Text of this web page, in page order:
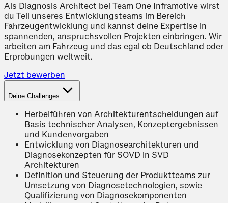
Als Diagnosis Architect bei Team One Inframotive wirst
du Teil unseres Entwicklungsteams im Bereich
Fahrzeugentwicklung und kannst deine Expertise in
spannenden, anspruchsvollen Projekten einbringen. Wir
arbeiten am Fahrzeug und das egal ob Deutschland oder
Erprobungen weltweit.
Jetzt bewerben
Deine Challenges
Herbeiführen von Architekturentscheidungen auf
Basis technischer Analysen, Konzeptergebnissen
und Kundenvorgaben
Entwicklung von Diagnosearchitekturen und
Diagnosekonzepten für SOVD in SVD
Architekturen
Definition und Steuerung der Produktteams zur
Umsetzung von Diagnosetechnologien, sowie
Qualifizierung von Diagnosekomponenten